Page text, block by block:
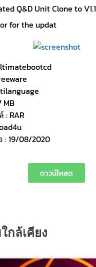
Q&D Unit Clone to
for the updat
MB
: RAR
: 19/08/2020
ดาวน์โหลด
กล้เคียง